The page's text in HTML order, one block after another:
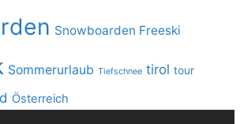
Snowboarden Freeski
Sommerurlaub Tiefschnee tirol tour
Österreich